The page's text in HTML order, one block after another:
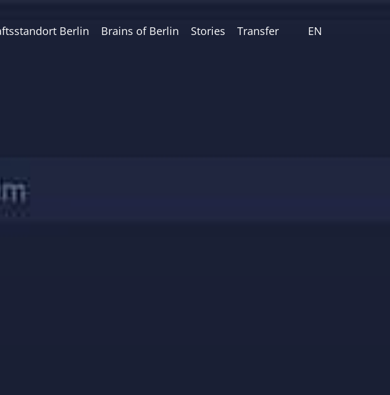
Berlin Brains of Berlin Stories Transfer EN